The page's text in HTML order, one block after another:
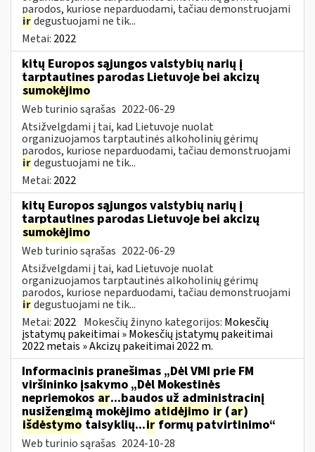
parodos, kuriose neparduodami, tačiau demonstruojami
irdegustuojami ne tik...
Metai: 2022
kitų Europos sąjungos valstybių narių į
tarptautines parodas Lietuvoje bei akcizų
sumokėjimo
Web turinio sąrašas 2022-06-29
Atsižvelgdami į tai, kad Lietuvoje nuolat
organizuojamos tarptautinės alkoholinių gėrimų
parodos, kuriose neparduodami, tačiau demonstruojami
irdegustuojami ne tik...
Metai: 2022
kitų Europos sąjungos valstybių narių į
tarptautines parodas Lietuvoje bei akcizų
sumokėjimo
Web turinio sąrašas 2022-06-29
Atsižvelgdami į tai, kad Lietuvoje nuolat
organizuojamos tarptautinės alkoholinių gėrimų
parodos, kuriose neparduodami, tačiau demonstruojami
irdegustuojami ne tik...
Metai: 2022 Mokesčių žinyno kategorijos: Mokesčių
įstatymų pakeitimai » Mokesčių įstatymų pakeitimai
2022 metais » Akcizų pakeitimai 2022 m.
Informacinis pranešimas „Dėl VMI prie FM
viršininko įsakymo „Dėl Mokestinės
nepriemokos ar...baudos už administracinį
nusižengimą mokėjimo atidėjimo ir (ar)
išdėstymo taisyklių...irformų patvirtinimo“
Web turinio sąrašas 2024-10-28